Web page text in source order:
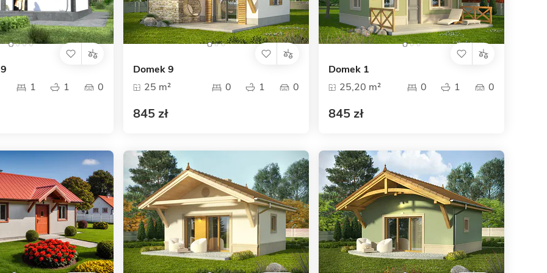
Dom pasywny- co to znaczy
1 1 0
Domek 9
25 m²
0 1 0
845 zł
Domek 1
25,20 m²
0 1 0
845 zł